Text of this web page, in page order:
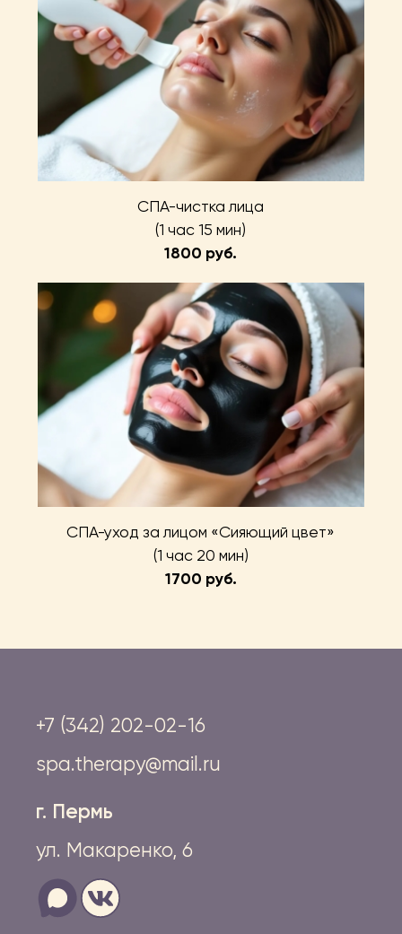
СПА-чистка лица
(1 час 15 мин)
1800 руб.
СПА-уход за лицом «Сияющий цвет»
(1 час 20 мин)
1700 руб.
+7 (342) 202-02-16
spa.therapy@mail.ru
г. Пермь
ул. Макаренко, 6